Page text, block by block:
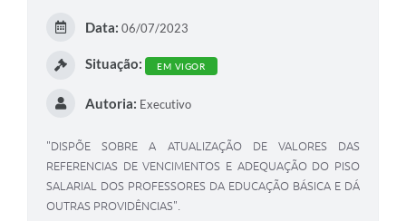
Data: 06/07/2023
Situação: EM VIGOR
Autoria: Executivo
"DISPÕE SOBRE A ATUALIZAÇÃO DE VALORES DAS
REFERENCIAS DE VENCIMENTOS E ADEQUAÇÃO DO PISO
SALARIAL DOS PROFESSORES DA EDUCAÇÃO BÁSICA E DÁ
OUTRAS PROVIDÊNCIAS".